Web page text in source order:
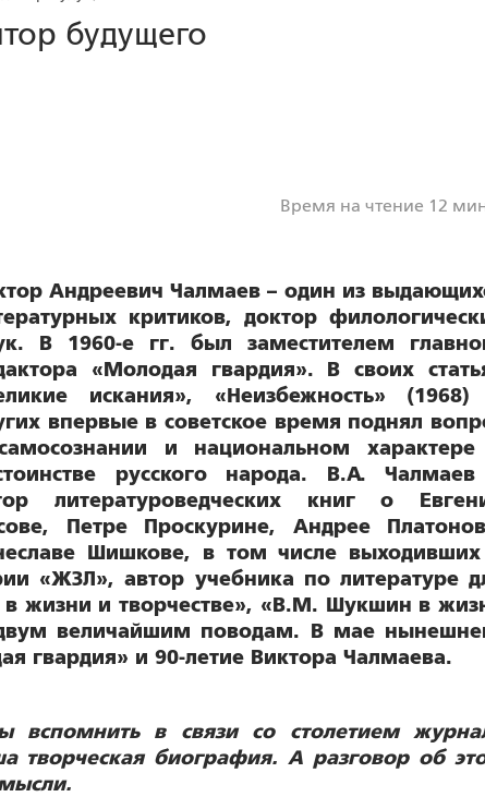
будущего
Время на чтение 12
Андреевич Чалмаев – один из
критиков, доктор
В 1960-е гг. был заместителем
«Молодая гвардия». В своих
искания», «Неизбежность»
впервые в советское время поднял
и национальном
русского народа. В.А.
литературоведческих книг о
Петре Проскурине, Андрее
Шишкове, в том числе
«ЖЗЛ», автор учебника по литературе
жизни и творчестве», «В.М. Шукшин в
двум величайшим поводам. В мае
гвардия» и 90-летие Виктора Чалмаева.
в связи со столетием
творческая биография. А разговор об